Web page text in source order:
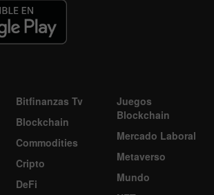
Bitfinanzas Tv
Blockchain
Commodities
Cripto
DeFi
Juegos
Blockchain
Mercado Laboral
Metaverso
Mundo